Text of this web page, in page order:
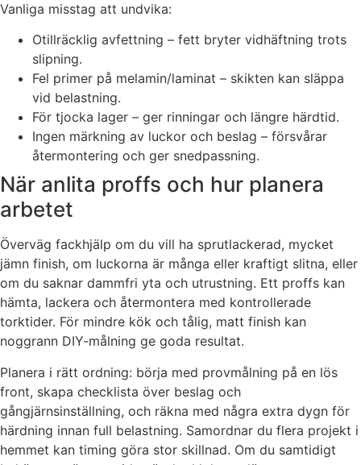
Vanliga misstag att undvika:
Otillräcklig avfettning – fett bryter vidhäftning trots
slipning.
Fel primer på melamin/laminat – skikten kan släppa
vid belastning.
För tjocka lager – ger rinningar och längre härdtid.
Ingen märkning av luckor och beslag – försvårar
återmontering och ger snedpassning.
När anlita proffs och hur planera
arbetet
Överväg fackhjälp om du vill ha sprutlackerad, mycket
jämn finish, om luckorna är många eller kraftigt slitna, eller
om du saknar dammfri yta och utrustning. Ett proffs kan
hämta, lackera och återmontera med kontrollerade
torktider. För mindre kök och tålig, matt finish kan
noggrann DIY-målning ge goda resultat.
Planera i rätt ordning: börja med provmålning på en lös
front, skapa checklista över beslag och
gångjärnsinställning, och räkna med några extra dygn för
härdning innan full belastning. Samordnar du flera projekt i
hemmet kan timing göra stor skillnad. Om du samtidigt